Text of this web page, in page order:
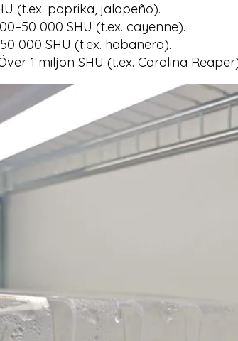
(t.ex. paprika, jalapeño).
000 SHU (t.ex. cayenne).
000 SHU (t.ex. habanero).
1 miljon SHU (t.ex. Carolina